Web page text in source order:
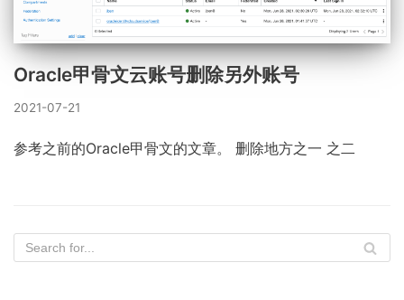
Oracle甲骨文云账号删除另外账号
2021-07-21
参考之前的Oracle甲骨文的文章。 删除地方之一 之二